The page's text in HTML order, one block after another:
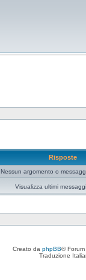
Risposte
Nessun argomento o
Visualizza ultimi
Creato da phpBB®
Traduzione